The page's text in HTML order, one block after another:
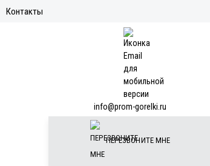
Контакты
info@prom-gorelki.ru
ПЕРЕЗВОНИТЕ МНЕ